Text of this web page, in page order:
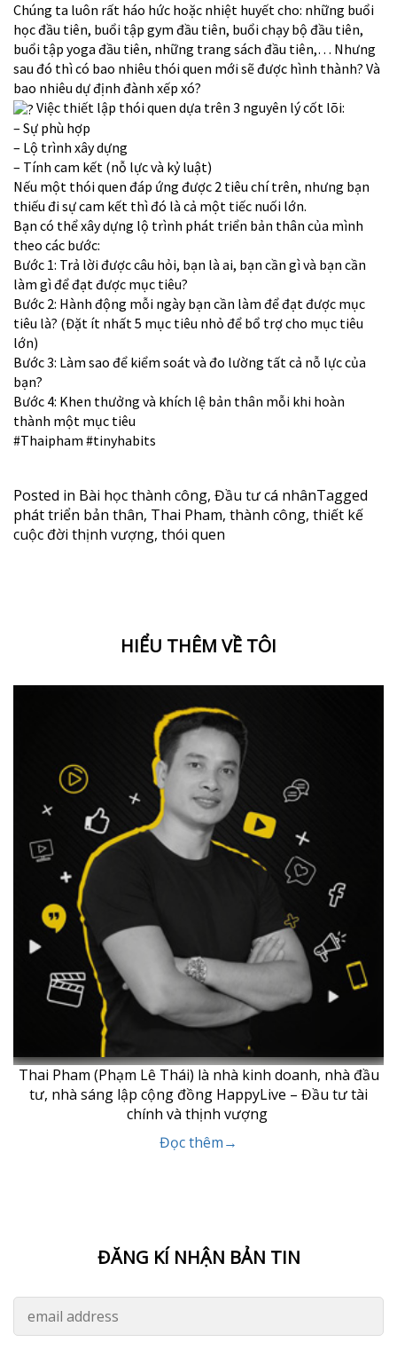
Chúng ta luôn rất háo hức hoặc nhiệt huyết cho: những buổi
học đầu tiên, buổi tập gym đầu tiên, buổi chạy bộ đầu tiên,
buổi tập yoga đầu tiên, những trang sách đầu tiên,… Nhưng
sau đó thì có bao nhiêu thói quen mới sẽ được hình thành? Và
bao nhiêu dự định đành xếp xó?
Việc thiết lập thói quen dựa trên 3 nguyên lý cốt lõi:
– Sự phù hợp
– Lộ trình xây dựng
– Tính cam kết (nỗ lực và kỷ luật)
Nếu một thói quen đáp ứng được 2 tiêu chí trên, nhưng bạn
thiếu đi sự cam kết thì đó là cả một tiếc nuối lớn.
Bạn có thể xây dựng lộ trình phát triển bản thân của mình
theo các bước:
Bước 1: Trả lời được câu hỏi, bạn là ai, bạn cần gì và bạn cần
làm gì để đạt được mục tiêu?
Bước 2: Hành động mỗi ngày bạn cần làm để đạt được mục
tiêu là? (Đặt ít nhất 5 mục tiêu nhỏ để bổ trợ cho mục tiêu
lớn)
Bước 3: Làm sao để kiểm soát và đo lường tất cả nỗ lực của
bạn?
Bước 4: Khen thưởng và khích lệ bản thân mỗi khi hoàn
thành một mục tiêu
#Thaipham #tinyhabits
Posted in Bài học thành công, Đầu tư cá nhânTagged
phát triển bản thân, Thai Pham, thành công, thiết kế
cuộc đời thịnh vượng, thói quen
HIỂU THÊM VỀ TÔI
Thai Pham (Phạm Lê Thái) là nhà kinh doanh, nhà đầu
tư, nhà sáng lập cộng đồng HappyLive – Đầu tư tài
chính và thịnh vượng
Đọc thêm→
ĐĂNG KÍ NHẬN BẢN TIN